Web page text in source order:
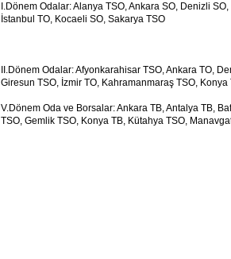
I.Dönem Odalar: Alanya TSO, Ankara SO, Denizli
İstanbul TO, Kocaeli SO, Sakarya TSO
II.Dönem Odalar: Afyonkarahisar TSO, Ankara TO,
Giresun TSO, İzmir TO, Kahramanmaraş TSO,
V.Dönem Oda ve Borsalar: Ankara TB, Antalya TB,
TSO, Gemlik TSO, Konya TB, Kütahya TSO,